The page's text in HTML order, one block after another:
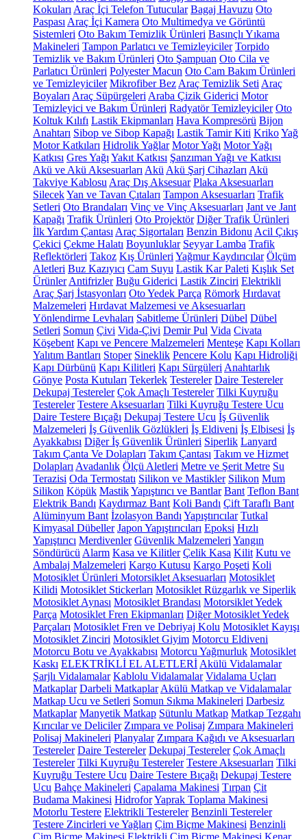
Kokuları Araç İçi Telefon Tutucular Bagaj Havuzu Oto
Paspası Araç İçi Kamera Oto Multimedya ve Görüntü
Sistemleri Oto Bakım Temizlik Ürünleri Basınçlı Yıkama
Makineleri Tampon Parlatıcı ve Temizleyiciler Torpido
Temizlik ve Bakım Ürünleri Oto Şampuan Oto Cila ve
Parlatıcı Ürünleri Polyester Macun Oto Cam Bakım Ürünleri
ve Temizleyiciler Mikrofiber Bez Araç Temizlik Seti Araç
Boyaları Araç Süpürgeleri Araba Çizik Giderici Motor
Temizleyici ve Bakım Ürünleri Radyatör Temizleyiciler Oto
Koltuk Kılıfı Lastik Ekipmanları Hava Kompresörü Bijon
Anahtarı Sibop ve Sibop Kapağı Lastik Tamir Kiti KrikoYağ
Motor Katkıları Hidrolik Yağlar Motor Yağı Motor Yağı
Katkısı Gres Yağı Yakıt Katkısı Şanzıman Yağı ve Katkısı
Akü ve Akü Aksesuarları Akü Akü Şarj Cihazları Akü
Takviye Kablosu Araç Dış Aksesuar Plaka Aksesuarları
SilecekYan ve Tavan Çıtaları Tampon Aksesuarları Trafik
Setleri Oto Brandaları Vinç ve Vinç Aksesuarları Jant ve Jant
Kapağı Trafik Ürünleri Oto Projektör Diğer Trafik Ürünleri
İlk Yardım Çantası Araç Sigortaları Benzin Bidonu Acil Çıkış
Çekici Çekme Halatı Boyunluklar Seyyar Lamba Trafik
Reflektörleri Takoz Kış Ürünleri Yağmur Kaydırıcılar Ölçüm
Aletleri Buz Kazıyıcı Cam Suyu Lastik Kar Paleti Kışlık Set
Ürünler Antifrizler Buğu Giderici Lastik Zinciri Elektrikli
Araç Şarj İstasyonları Oto Yedek Parça Römork Hırdavat
Malzemeleri Hırdavat Malzemesi ve Aksesuarları
Yönlendirme Levhaları Sabitleme Ürünleri Dübel Dübel
Setleri Somun Çivi Vida-Çivi Demir Pul Vida Civata
Köşebent Kapı ve Pencere Malzemeleri Menteşe Kapı Kolları
Yalıtım Bantları Stoper Sineklik Pencere Kolu Kapı Hidroliği
Kapı Dürbünü Kapı Kilitleri Kapı Sürgüleri Anahtarlık
Gönye Posta Kutuları Tekerlek Testereler Daire Testereler
Dekupaj Testereler Çok Amaçlı Testereler Tilki Kuyruğu
Testereler Testere Aksesuarları Tilki Kuyruğu Testere Ucu
Daire Testere Bıçağı Dekupaj Testere Ucu İş Güvenlik
Malzemeleri İş Güvenlik Gözlükleri İş Eldiveni İş Elbisesi İş
Ayakkabısı Diğer İş Güvenlik Ürünleri Siperlik Lanyard
Takım Çanta Ve Dolapları Takım Çantası Takım ve Hizmet
Dolapları Avadanlık Ölçü Aletleri Metre ve Şerit Metre Su
Terazisi Oda Termostatı Silikon ve Mastikler Silikon Mum
Silikon Köpük MastikYapıştırıcı ve Bantlar Bant Teflon Bant
Elektrik Bandı Kaydırmaz Bant Koli Bandı Çift Taraflı Bant
Alüminyum Bant İzolasyon Bandı Yapıştırıcılar Tutkal
Kimyasal Dübeller Japon Yapıştırıcıları Epoksi Hızlı
Yapıştırıcı Merdivenler Güvenlik Malzemeleri Yangın
Söndürücü Alarm Kasa ve Kilitler Çelik Kasa Kilit Kutu ve
Ambalaj Malzemeleri Kargo Kutusu Kargo Poşeti Koli
Motosiklet Ürünleri Motorsiklet Aksesuarları Motosiklet
Kilidi Motosiklet Stickerları Motosiklet Rüzgarlık ve Siperlik
Motosiklet Aynası Motosiklet Brandası Motorsiklet Yedek
Parça Motosiklet Fren Ekipmanları Diğer Motosiklet Yedek
Parçaları Motosiklet Fren ve Debriyaj Kolu Motosiklet Kayışı
Motosiklet Zinciri Motosiklet Giyim Motorcu Eldiveni
Motorcu Botu ve Ayakkabısı Motorcu Yağmurluk Motosiklet
Kaskı ELEKTRİKLİ EL ALETLERİ Akülü Vidalamalar
Şarjlı Vidalamalar Kablolu Vidalamalar Vidalama Uçları
Matkaplar Darbeli Matkaplar Akülü Matkap ve Vidalamalar
Matkap Ucu ve Setleri Somun Sıkma Makineleri Darbesiz
Matkaplar Manyetik Matkap Sütunlu Matkap Matkap Tezgahı
Kırıcılar ve Deliciler Zımpara ve Polisaj Zımpara Makineleri
Polisaj Makineleri Planyalar Zımpara Kağıdı ve Aksesuarları
Testereler Daire Testereler Dekupaj Testereler Çok Amaçlı
Testereler Tilki Kuyruğu Testereler Testere Aksesuarları Tilki
Kuyruğu Testere Ucu Daire Testere Bıçağı Dekupaj Testere
Ucu Bahçe Makineleri Çapalama Makinesi Tırpan Çit
Budama Makinesi HidroforYaprak Toplama Makinesi
Motorlu Testere Elektrikli Testereler Benzinli Testereler
Testere Zincirleri ve Yağları Çim Biçme Makinesi Benzinli
Çim Biçme Makinesi Elektrikli Çim Biçme Makinesi Kenar